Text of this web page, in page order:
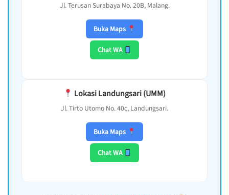
Jl. Terusan Surabaya No. 20B, Malang.
Buka Maps
Chat WA
Lokasi Landungsari (UMM)
Jl. Tirto Utomo No. 40c, Landungsari.
Buka Maps
Chat WA